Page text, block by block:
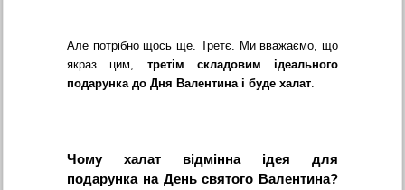
Але потрібно щось ще. Третє. Ми вважаємо, що
якраз цим, третім складовим ідеального
подарунка до Дня Валентина і буде халат.
Чому халат відмінна ідея для
подарунка на День святого Валентина?